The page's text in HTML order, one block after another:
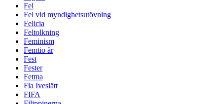
Fel
Fel vid myndighetsutövning
Felicia
Feltolkning
Feminism
Femtio år
Fest
Fester
Fetma
Fia Iveslätt
FIFA